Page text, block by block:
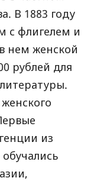
В 1883 году
с флигелем и
нем женской
рублей для
из